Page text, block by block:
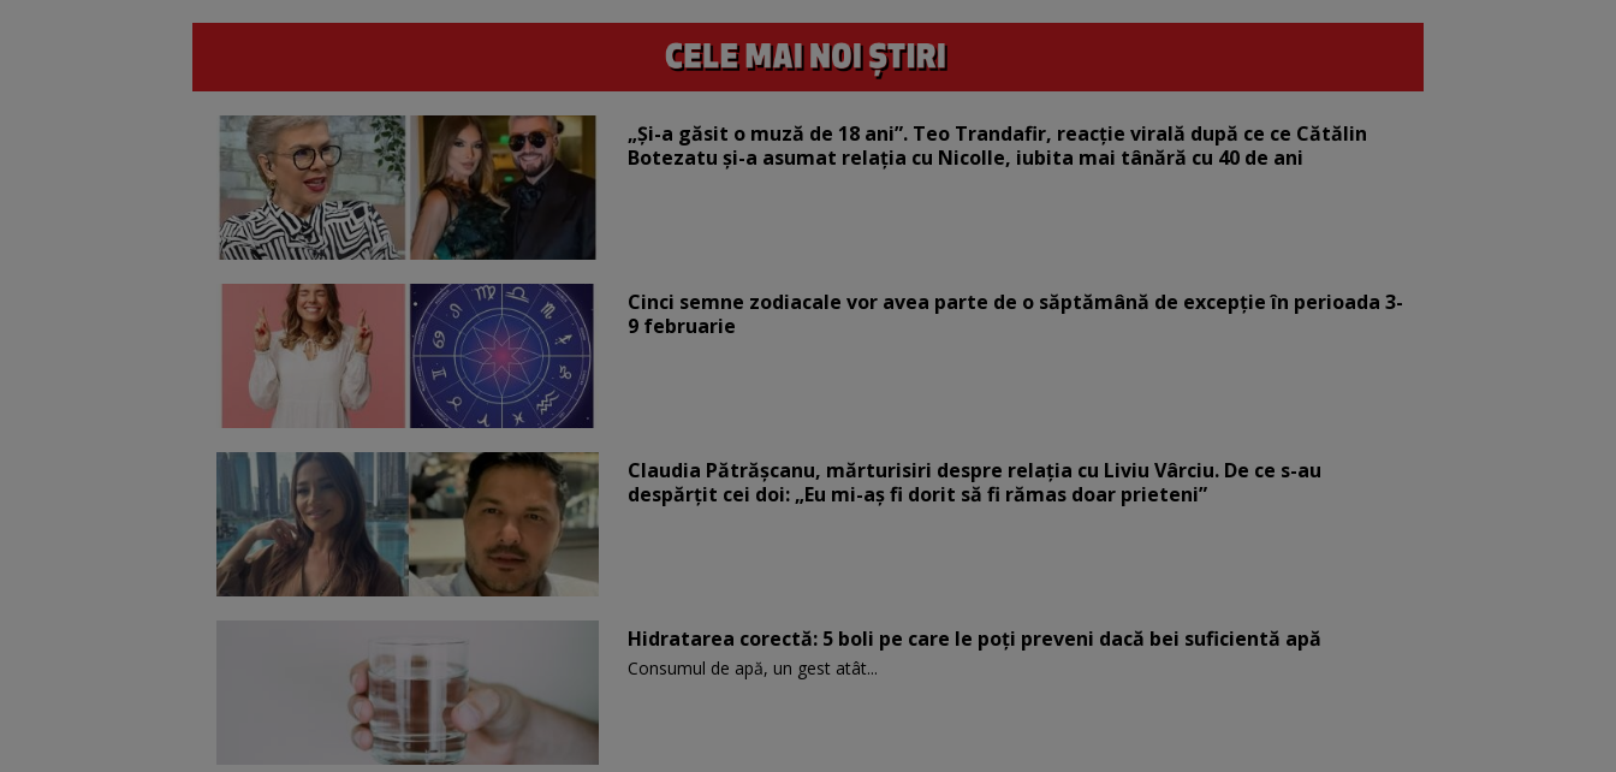
„Și-a găsit o muză de 18 ani”. Teo Trandafir, reacție virală după ce ce Cătălin
Botezatu și-a asumat relația cu Nicolle, iubita mai tânără cu 40 de ani
Cinci semne zodiacale vor avea parte de o săptămână de excepție în perioada 3-
9 februarie
Claudia Pătrășcanu, mărturisiri despre relația cu Liviu Vârciu. De ce s-au
despărțit cei doi: „Eu mi-aș fi dorit să fi rămas doar prieteni”
Hidratarea corectă: 5 boli pe care le poți preveni dacă bei suficientă apă
Consumul de apă, un gest atât...